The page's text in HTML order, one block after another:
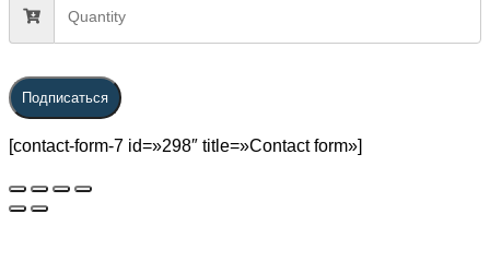
Подписаться
[contact-form-7 id=»298″ title=»Contact form»]